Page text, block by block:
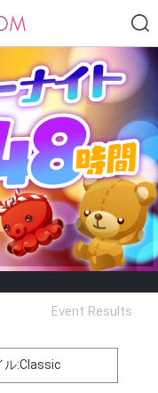
number of
positions
Rema
みを
Event Results
ル:Classic